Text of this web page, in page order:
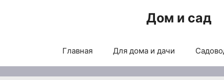
Дом и сад
Главная Для дома и дачи